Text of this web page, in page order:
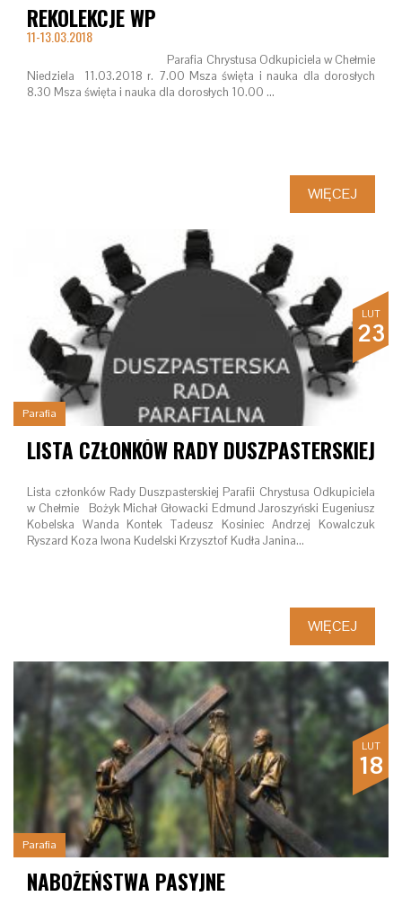
REKOLEKCJE WP
11-13.03.2018
Parafia Chrystusa Odkupiciela w Chełmie
Niedziela 11.03.2018 r. 7.00 Msza święta i nauka dla dorosłych
8.30 Msza święta i nauka dla dorosłych 10.00 …
WIĘCEJ
LUT
23
Parafia
LISTA CZŁONKÓW RADY DUSZPASTERSKIEJ
Lista członków Rady Duszpasterskiej Parafii Chrystusa Odkupiciela
w Chełmie Bożyk Michał Głowacki Edmund Jaroszyński Eugeniusz
Kobelska Wanda Kontek Tadeusz Kosiniec Andrzej Kowalczuk
Ryszard Koza Iwona Kudelski Krzysztof Kudła Janina…
WIĘCEJ
LUT
18
Parafia
NABOŻEŃSTWA PASYJNE